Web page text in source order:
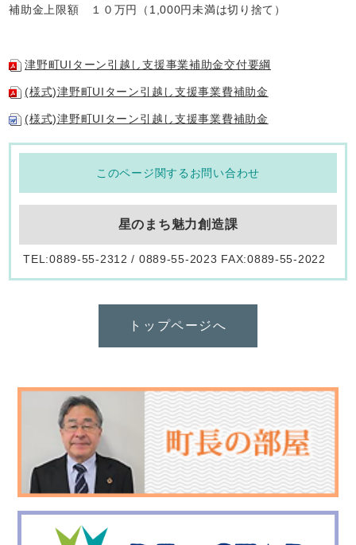
補助金上限額 １０万円（1,000円未満は切り捨て）
津野町UIターン引越し支援事業補助金交付要綱
(様式)津野町UIターン引越し支援事業費補助金
(様式)津野町UIターン引越し支援事業費補助金
このページ関するお問い合わせ
星のまち魅力創造課
TEL:0889-55-2312 / 0889-55-2023 FAX:0889-55-2022
トップページへ